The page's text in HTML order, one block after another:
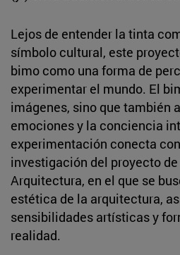
Lejos de entender la tinta
símbolo cultural, este
bimo como una forma de
experimentar el mundo. El
imágenes, sino que también
emociones y la conciencia
experimentación conecta
investigación del proyecto
Arquitectura, en el que se
estética de la arquitectura,
sensibilidades artísticas y
realidad.